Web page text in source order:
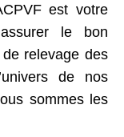
est votre
le bon
relevage des
de nos
sommes les